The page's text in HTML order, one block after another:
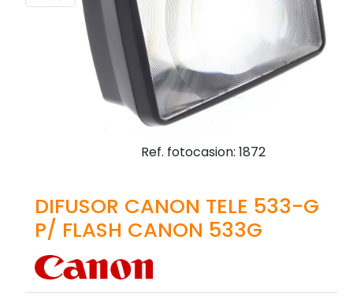
Ref. fotocasion: 1872
DIFUSOR CANON TELE 533-G
P/ FLASH CANON 533G